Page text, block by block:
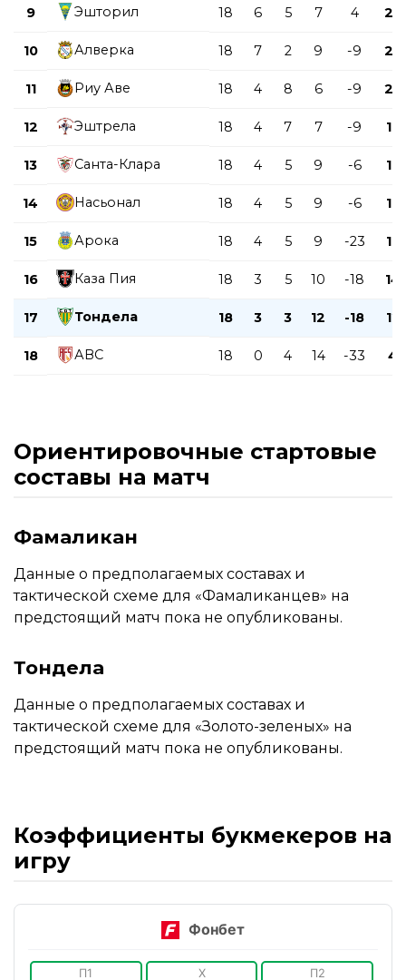
9 Эшторил 18 6 5 7 4 23
10 Алверка 18 7 2 9 -9 23
11 Риу Аве 18 4 8 6 -9 20
12 Эштрела 18 4 7 7 -9 19
13 Санта-Клара 18 4 5 9 -6 17
14 Насьонал 18 4 5 9 -6 17
15 Арока 18 4 5 9 -23 17
16 Каза Пия 18 3 5 10 -18 14
17 Тондела 18 3 3 12 -18 12
18 АВС 18 0 4 14 -33 4
Ориентировочные стартовые
составы на матч
Фамаликан
Данные о предполагаемых составах и
тактической схеме для «Фамаликанцев» на
предстоящий матч пока не опубликованы.
Тондела
Данные о предполагаемых составах и
тактической схеме для «Золото-зеленых» на
предстоящий матч пока не опубликованы.
Коэффициенты букмекеров на
игру
Фонбет
П1 X П2